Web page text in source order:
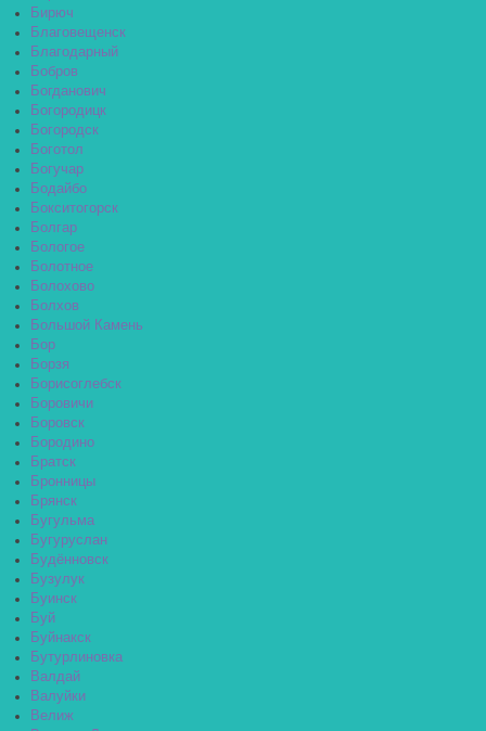
Бирюч
Благовещенск
Благодарный
Бобров
Богданович
Богородицк
Богородск
Боготол
Богучар
Бодайбо
Бокситогорск
Болгар
Бологое
Болотное
Болохово
Болхов
Большой Камень
Бор
Борзя
Борисоглебск
Боровичи
Боровск
Бородино
Братск
Бронницы
Брянск
Бугульма
Бугуруслан
Будённовск
Бузулук
Буинск
Буй
Буйнакск
Бутурлиновка
Валдай
Валуйки
Велиж